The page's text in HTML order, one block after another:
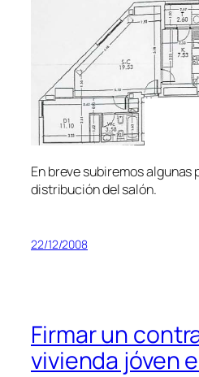
En breve subiremos algunas
distribución del salón.
22/12/2008
Firmar un
vivienda jóven